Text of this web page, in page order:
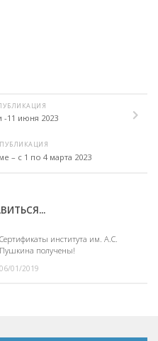
-11 июня 2023
– с 1 по 4 марта 2023
Сертификаты института им. А.С.
Пушкина получены!
06/01/2019